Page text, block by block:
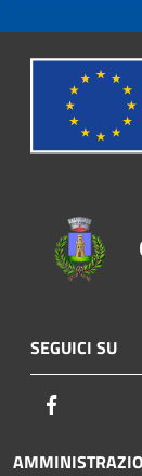
SEGUICI SU